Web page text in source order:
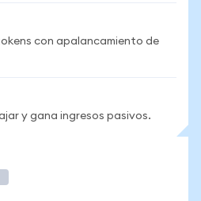
con apalancamiento de
y gana ingresos pasivos.